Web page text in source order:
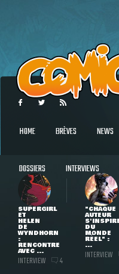
HOME BRÈVES NEWS
DOSSIERS INTERVIEWS
SUPERGIRL
ET
HELEN
DE
WYNDHORN
:
RENCONTRE
AVEC ...
INTERVIEW 4
"CHAQUE
AUTEUR
DU
MONDE
RÉEL" :
...
INTERVIEW